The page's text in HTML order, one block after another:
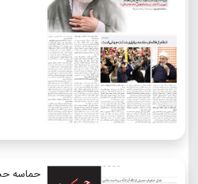
حماسه